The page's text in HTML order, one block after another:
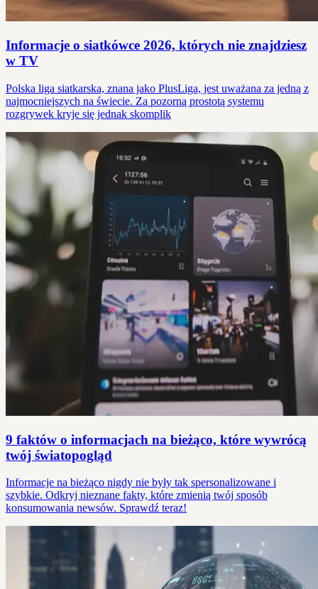
Informacje o siatkówce 2026, których nie znajdziesz
w TV
Polska liga siatkarska, znana jako PlusLiga, jest uważana za jedną z
najmocniejszych na świecie. Za pozorną prostotą systemu
rozgrywek kryje się jednak skomplik
9 faktów o informacjach na bieżąco, które wywrócą
twój światopogląd
Informacje na bieżąco nigdy nie były tak spersonalizowane i
szybkie. Odkryj nieznane fakty, które zmienią twój sposób
konsumowania newsów. Sprawdź teraz!